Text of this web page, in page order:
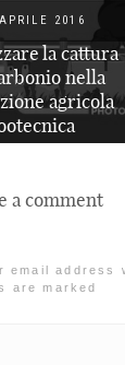
2016
a
cifra del
latte 2022
a comment
email address
are marked